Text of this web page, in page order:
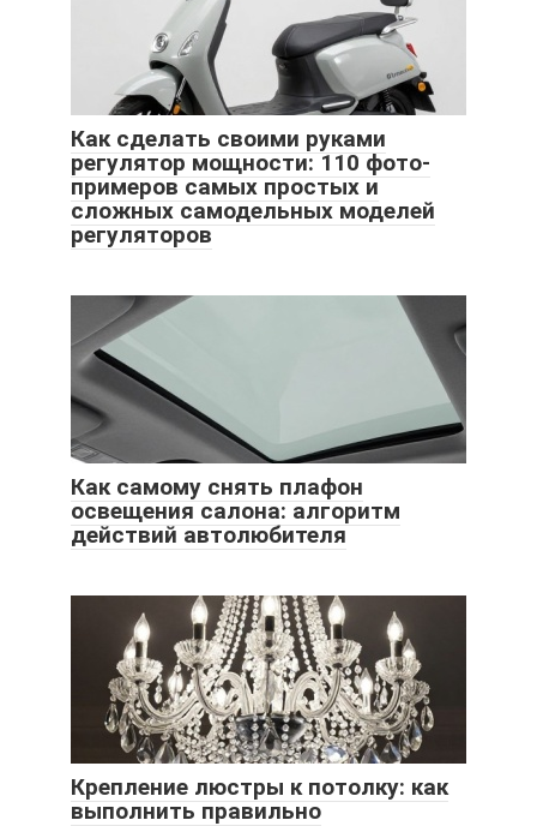
Как сделать своими руками
регулятор мощности: 110 фото-
примеров самых простых и
сложных самодельных моделей
регуляторов
Как самому снять плафон
освещения салона: алгоритм
действий автолюбителя
Крепление люстры к потолку: как
выполнить правильно